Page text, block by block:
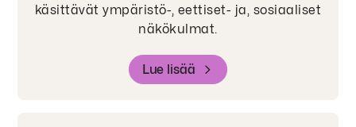
käsittävät ympäristö-, eettiset- ja, sosiaaliset
näkökulmat.
Lue lisää